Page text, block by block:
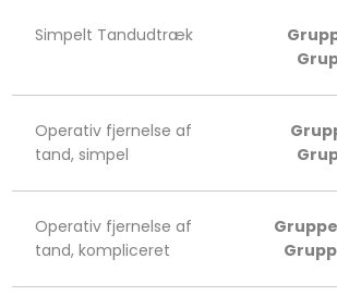
Simpelt Tandudtræk
Operativ fjernelse af
tand, simpel
Operativ fjernelse af
tand, kompliceret